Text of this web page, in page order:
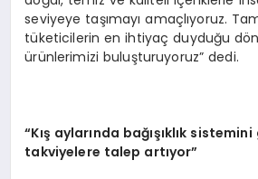
seviyeye taşımayı amaçlıyoruz.
tüketicilerin en ihtiyaç duyduğu
ürünlerimizi buluşturuyoruz” dedi.
“Kış aylarında bağışıklık
takviyelere talep artıyor”